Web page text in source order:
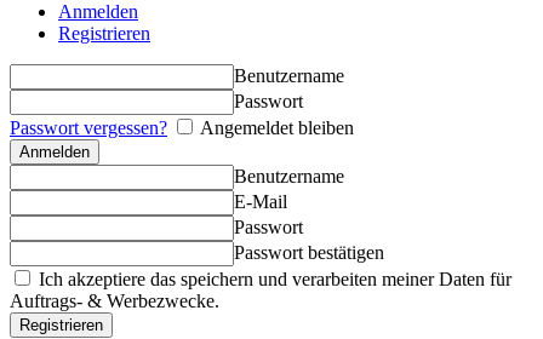
Anmelden
Registrieren
Benutzername
Passwort
Passwort vergessen?
Angemeldet bleiben
Benutzername
E-Mail
Passwort
Passwort bestätigen
Ich akzeptiere das speichern und verarbeiten meiner Daten für
Auftrags- & Werbezwecke.